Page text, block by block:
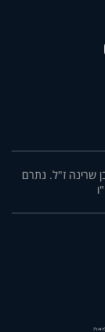
שרינה ז"ל. נתרם